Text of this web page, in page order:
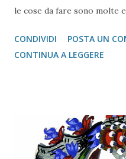
le cose da fare sono molte
CONDIVIDI
POSTA UN
CONTINUA A LEGGERE